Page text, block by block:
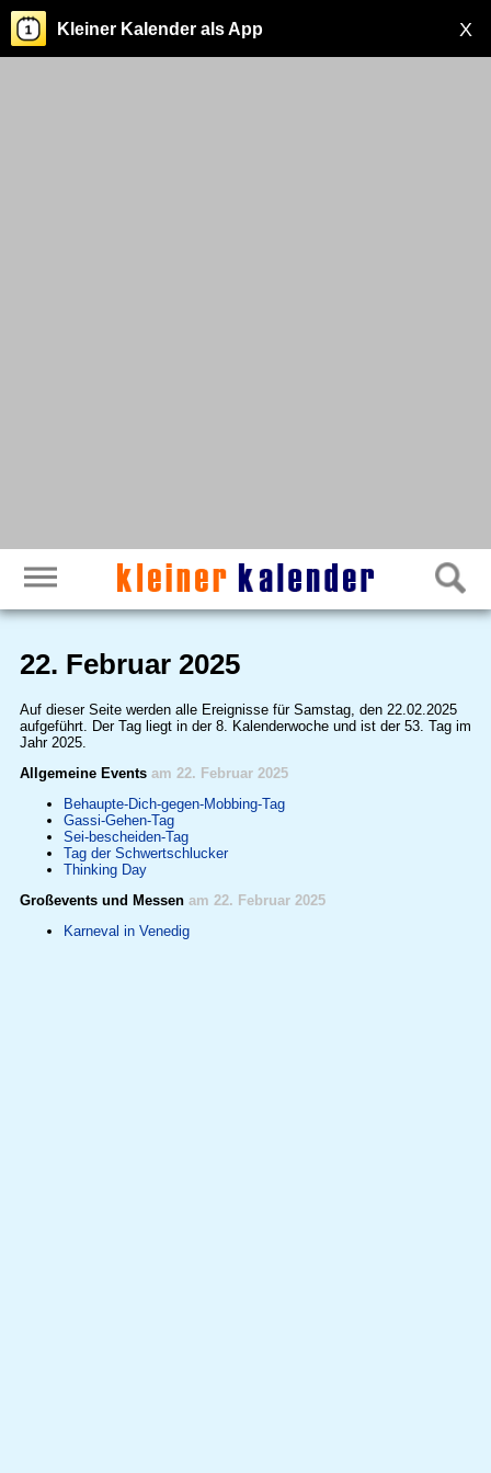
X
Kleiner Kalender als App
22. Februar 2025
Auf dieser Seite werden alle Ereignisse für Samstag, den 22.02.2025
aufgeführt. Der Tag liegt in der 8. Kalenderwoche und ist der 53. Tag im
Jahr 2025.
Allgemeine Events am 22. Februar 2025
Behaupte-Dich-gegen-Mobbing-Tag
Gassi-Gehen-Tag
Sei-bescheiden-Tag
Tag der Schwertschlucker
Thinking Day
Großevents und Messen am 22. Februar 2025
Karneval in Venedig